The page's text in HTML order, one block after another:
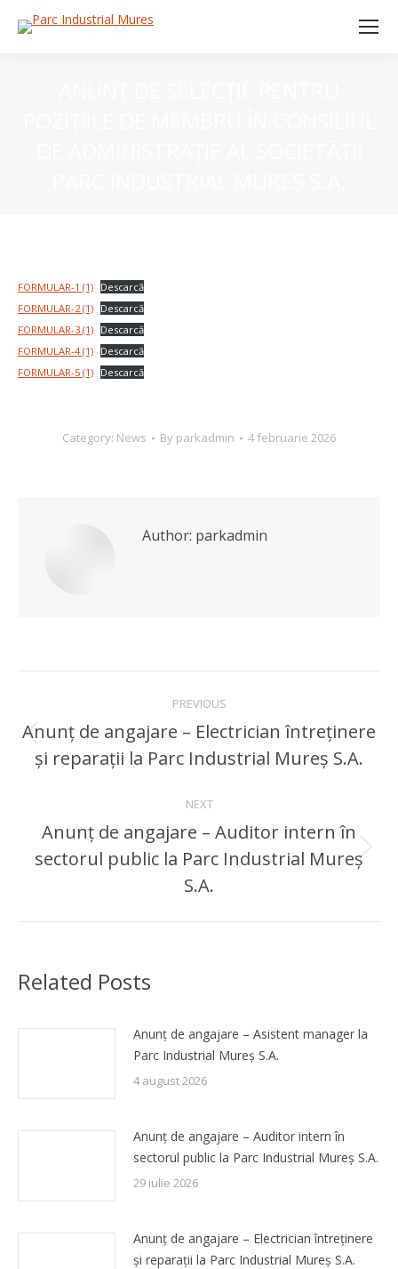
FORMULAR-1 (1) Descarcă
FORMULAR-2 (1) Descarcă
FORMULAR-3 (1) Descarcă
FORMULAR-4 (1) Descarcă
FORMULAR-5 (1) Descarcă
Category: News By parkadmin 4 februarie 2026
Author: parkadmin
navigation
PREVIOUS
Previous
post:
Anunț de angajare – Electrician întreținere
și reparații la Parc Industrial Mureș S.A.
NEXT
Next
post:
Anunț de angajare – Auditor intern în
sectorul public la Parc Industrial Mureș
S.A.
Related Posts
Anunț de angajare – Asistent manager la
Parc Industrial Mureș S.A.
4 august 2026
Anunț de angajare – Auditor intern în
sectorul public la Parc Industrial Mureș S.A.
29 iulie 2026
Anunț de angajare – Electrician întreținere
și reparații la Parc Industrial Mureș S.A.